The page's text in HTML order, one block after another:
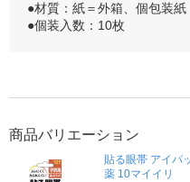
●材質：紙＝外箱、個包装紙
●個装入数：10枚
商品バリエーション
貼る眼帯 アイパ
薬 10マイイリ